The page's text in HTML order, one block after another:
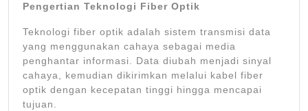
Pengertian Teknologi Fiber Optik
Teknologi fiber optik adalah sistem transmisi data
yang menggunakan cahaya sebagai media
penghantar informasi. Data diubah menjadi sinyal
cahaya, kemudian dikirimkan melalui kabel fiber
optik dengan kecepatan tinggi hingga mencapai
tujuan.